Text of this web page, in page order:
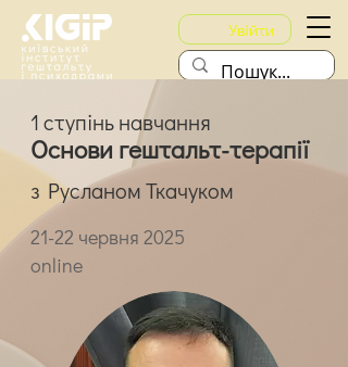
Увійти
1 ступінь навчання
Основи гештальт-терапії
з Русланом Ткачуком
21-22 червня 2025
online